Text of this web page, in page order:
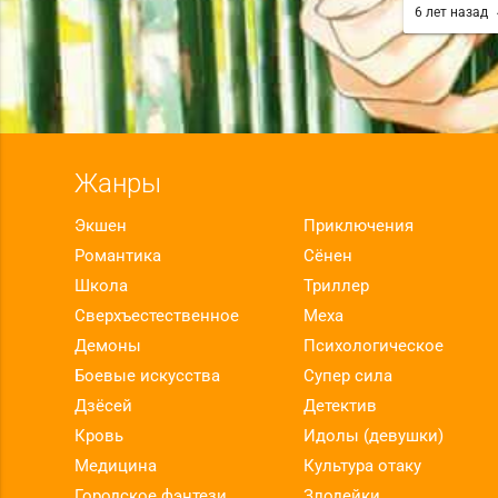
pingpong
6 лет назад
Жанры
Экшен
Приключения
Романтика
Сёнен
Школа
Триллер
Сверхъестественное
Меха
Демоны
Психологическое
Боевые искусства
Супер сила
Дзёсей
Детектив
Кровь
Идолы (девушки)
Медицина
Культура отаку